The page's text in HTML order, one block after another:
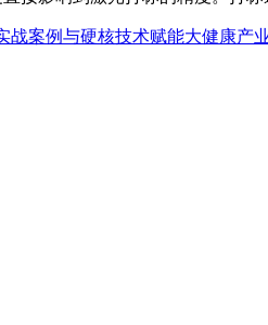
战案例与硬核技术赋能大健康产